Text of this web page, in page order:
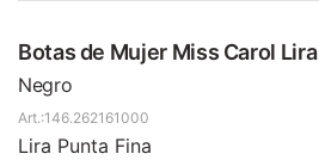
Botas de Mujer Miss Carol Lira
Negro
146.262161000
Lira Punta Fina